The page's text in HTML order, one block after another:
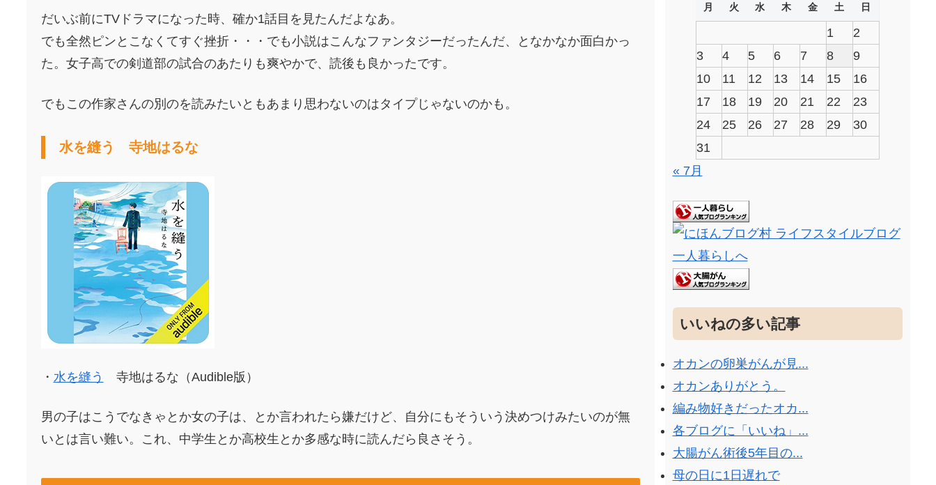
だいぶ前にTVドラマになった時、確か1話目を見たんだよなあ。
でも全然ピンとこなくてすぐ挫折・・・でも小説はこんなファンタジーだったんだ、となかなか面白かっ
た。女子高での剣道部の試合のあたりも爽やかで、読後も良かったです。
でもこの作家さんの別のを読みたいともあまり思わないのはタイプじゃないのかも。
水を縫う 寺地はるな
・ 水を縫う 寺地はるな （Audible版）
男の子はこうでなきゃとか女の子は、とか言われたら嫌だけど、自分にもそういう決めつけみたいのが無
いとは言い難い。これ、中学生とか高校生とか多感な時に読んだら良さそう。
月 火 水 木 金 土 日
1
2
3
4 5 6 7 8
9
10
11 12 13 14 15
16
17
18 19 20 21 22
23
24
25 26 27 28 29
30
31
« 7月
いいねの多い記事
オカンの卵巣がんが見...
オカンありがとう。
編み物好きだったオカ...
各ブログに「いいね」...
大腸がん術後5年目の...
母の日に1日遅れで